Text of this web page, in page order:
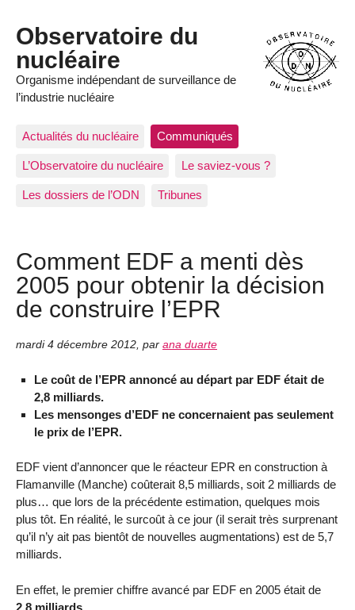
Observatoire du
nucléaire
Organisme indépendant de surveillance de
l’industrie nucléaire
Actualités du nucléaire Communiqués
L’Observatoire du nucléaire Le saviez-vous ?
Les dossiers de l’ODN Tribunes
Comment EDF a menti dès
2005 pour obtenir la décision
de construire l’EPR
mardi 4 décembre 2012 par ana duarte
Le coût de l’EPR annoncé au départ par EDF était de
2,8 milliards.
Les mensonges d’EDF ne concernaient pas seulement
le prix de l’EPR.
EDF vient d’annoncer que le réacteur EPR en construction à
Flamanville (Manche) coûterait 8,5 milliards, soit 2 milliards de
plus… que lors de la précédente estimation, quelques mois
plus tôt. En réalité, le surcoût à ce jour (il serait très surprenant
qu’il n’y ait pas bientôt de nouvelles augmentations) est de 5,7
milliards.
En effet, le premier chiffre avancé par EDF en 2005 était de